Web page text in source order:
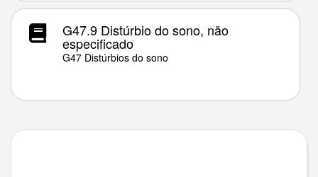
G47.9 Distúrbio do sono, não
especificado
G47 Distúrbios do sono